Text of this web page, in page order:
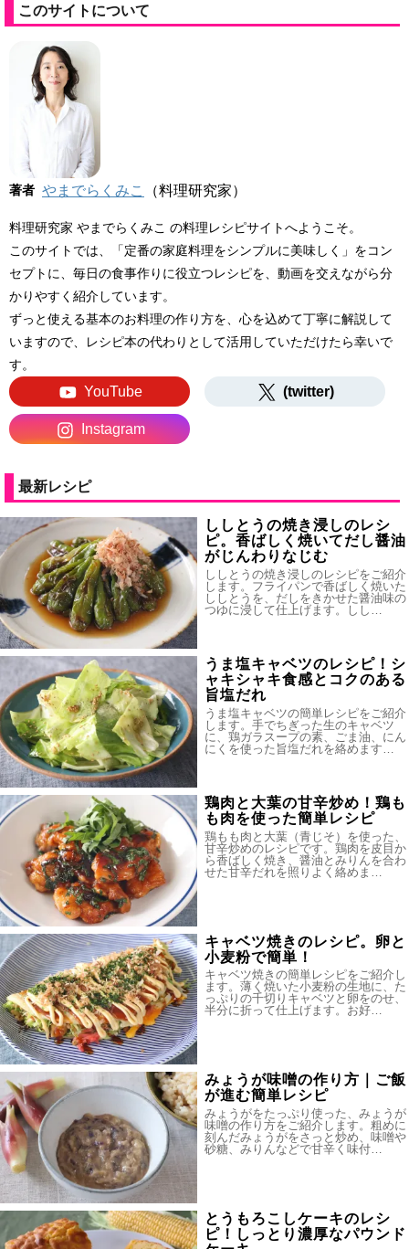
このサイトについて
著者 やまでらくみこ （料理研究家）
料理研究家 やまでらくみこ の料理レシピサイトへようこそ。
このサイトでは、「定番の家庭料理をシンプルに美味しく」をコン
セプトに、毎日の食事作りに役立つレシピを、動画を交えながら分
かりやすく紹介しています。
ずっと使える基本のお料理の作り方を、心を込めて丁寧に解説して
いますので、レシピ本の代わりとして活用していただけたら幸いで
す。
YouTube (twitter)
Instagram
最新レシピ
ししとうの焼き浸しのレシ
ピ。香ばしく焼いてだし醤油
がじんわりなじむ
ししとうの焼き浸しのレシピをご紹介
します。フライパンで香ばしく焼いた
ししとうを、だしをきかせた醤油味の
つゆに浸して仕上げます。しし…
うま塩キャベツのレシピ！シ
ャキシャキ食感とコクのある
旨塩だれ
うま塩キャベツの簡単レシピをご紹介
します。手でちぎった生のキャベツ
に、鶏ガラスープの素、ごま油、にん
にくを使った旨塩だれを絡めます…
鶏肉と大葉の甘辛炒め！鶏も
も肉を使った簡単レシピ
鶏もも肉と大葉（青じそ）を使った、
甘辛炒めのレシピです。鶏肉を皮目か
ら香ばしく焼き、醤油とみりんを合わ
せた甘辛だれを照りよく絡めま…
キャベツ焼きのレシピ。卵と
小麦粉で簡単！
キャベツ焼きの簡単レシピをご紹介し
ます。薄く焼いた小麦粉の生地に、た
っぷりの千切りキャベツと卵をのせ、
半分に折って仕上げます。お好…
みょうが味噌の作り方｜ご飯
が進む簡単レシピ
みょうがをたっぷり使った、みょうが
味噌の作り方をご紹介します。粗めに
刻んだみょうがをさっと炒め、味噌や
砂糖、みりんなどで甘辛く味付…
とうもろこしケーキのレシ
ピ！しっとり濃厚なパウンド